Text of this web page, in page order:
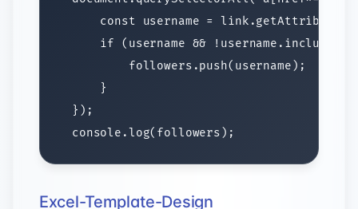
Excel-Template-Design